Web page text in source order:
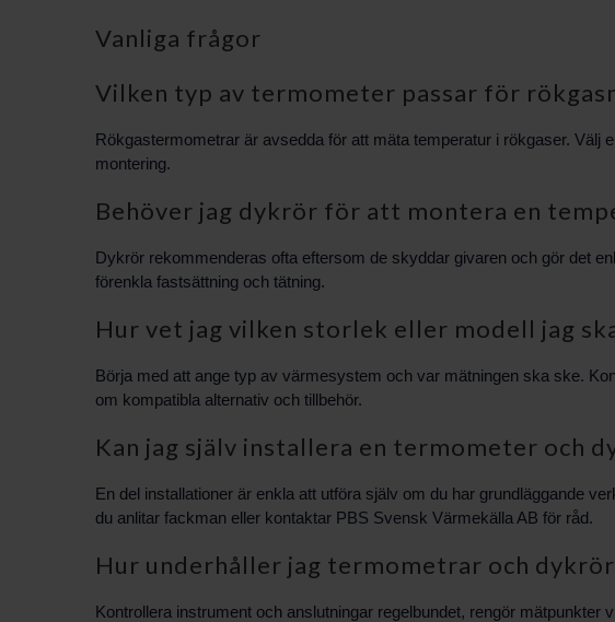
Vanliga frågor
Vilken typ av termometer passar för
Rökgastermometrar är avsedda för att mäta temperatur i rökgaser.
montering.
Behöver jag dykrör för att montera en
Dykrör rekommenderas ofta eftersom de skyddar givaren och gör det
förenkla fastsättning och tätning.
Hur vet jag vilken storlek eller modell jag
Börja med att ange typ av värmesystem och var mätningen ska ske.
om kompatibla alternativ och tillbehör.
Kan jag själv installera en termometer och
En del installationer är enkla att utföra själv om du har grundläggande
du anlitar fackman eller kontaktar PBS Svensk Värmekälla AB för råd.
Hur underhåller jag termometrar och
Kontrollera instrument och anslutningar regelbundet, rengör